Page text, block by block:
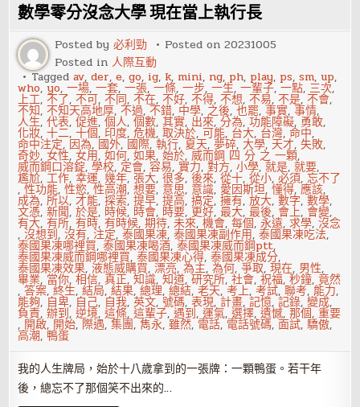
迷、
最
抗
拒
的
是
什
么？
測
測
看！
數學零分沒念大學 現在當上執行長
Posted by必利勁 Posted on20231005
Posted in人際互動
Taggedav,der,e,go, ig, k, mini, ng, ph, play, ps,sm,up,
who,yo,一場,一套,一張,一條,一步,一生,一輩子,一點, 三次,
上工,不了,不可,不同,不在,不好,不得,不想,不易,不是,不會,
不知,不知天高地厚,不過,不錯, 中學, 之後,也罷,事實,事情,
人生,代表,促進,個人,個數,其實, 出來,分為,功能障礙, 勇敢,
化妝,十二,十個, 印度,危機,取決於,可能, 台大, 台灣,命中,
命中注定, 因為, 國外, 國際,執行, 夏天,夢碎,大學, 天才,失敗,
奇妙,女性,女用,如何,如果,始於,威而鋼 四 分 之 一顆,
威而鋼口溶錠,學校, 定會,容易,實力,對方,小學,就是,就要,
尷尬,工作,幸運,幾年,張大,很多,後來,從十,從小,必須,忘不了
,性功能,性慾,性高潮,想要, 意思, 意識, 愛因斯坦,懂得,應該,
成為,所以,才能,探索,提早,提高,搞定,擁有,放大,數字,數學,
文憑,新聞,於是, 時候, 時會, 時要, 更好,最大,最後, 會上, 會變,
有大,有所,有時,有時候,期待,未來,機會,每個,永遠,求學,沒念
,沒想到,沒有, 注定,泰國果凍,泰國果凍副作用,泰國果凍吃法,
泰國果凍哪裡買,泰國果凍喝酒,泰國果凍威而鋼ptt,
泰國果凍威而鋼哪裡買,泰國果凍心得,泰國果凍成分,
泰國果凍效果,液態威購買,漂亮,為主,為何,爭取,現在, 男性,
畢業, 當你,相信,真正,知識,知道,研究所,社會,祝福,秒鐘,竟然
,答案,終生,結局,結果,總理,總結,老天,考上,考試,聯考, 能力,
能夠, 自卑, 自己, 自我,英文,號碼,表現, 計畫,記憶,記錄,變成,
負責,辦到,逆境,這條,這輩子,遇到,運氣,選擇,遺憾,那個,重要
, 開啟, 開始, 際遇,集團,雋永,雖然, 電話, 電話號碼,面試,驕傲,
高潮, 鴨蛋
我的人生牌局，始於十八歲拿到的一張牌：一顆鴨蛋。若干年
後，總忘不了那個笑不出來的…